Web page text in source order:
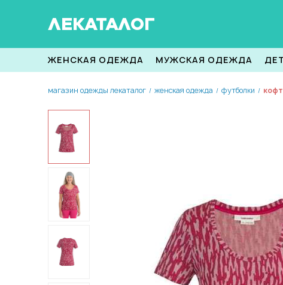
ЛЕКАТАЛОГ
ЖЕНСКАЯ ОДЕЖДА МУЖСКАЯ ОДЕЖДА
магазин одежды лекаталог / женская одежда / футболки /